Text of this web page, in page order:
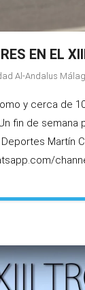
EN EL
Al-Andalus
y cerca de
fin de
Martín